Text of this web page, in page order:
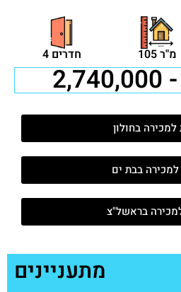
4 חדרים 105 מ"ר
למכירה בחולון
למכירה בבת ים
בראשל"צ
מתעניינים